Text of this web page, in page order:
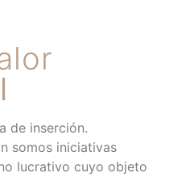
de inserción.
somos iniciativas
lucrativo cuyo objeto